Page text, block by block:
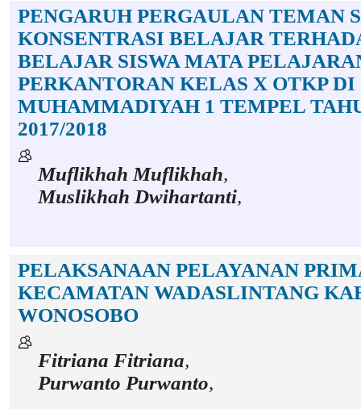
PENGARUH PERGAULAN TEMAN
KONSENTRASI BELAJAR
BELAJAR SISWA MATA
PERKANTORAN KELAS X OTKP DI
MUHAMMADIYAH 1 TEMPEL
2017/2018
Muflikhah Muflikhah,
Muslikhah Dwihartanti,
PELAKSANAAN PELAYANAN
KECAMATAN WADASLINTANG
WONOSOBO
Fitriana Fitriana,
Purwanto Purwanto,